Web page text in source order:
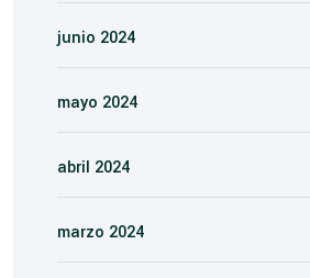
junio 2024
mayo 2024
abril 2024
marzo 2024